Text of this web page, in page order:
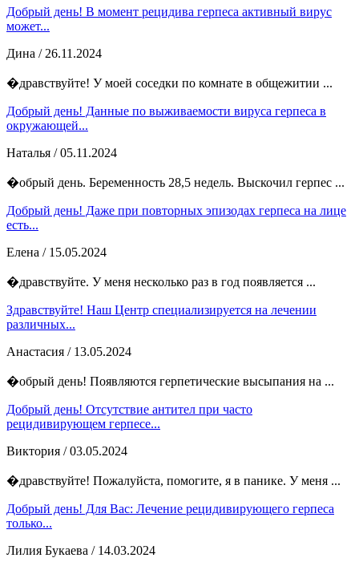
Добрый день! В момент рецидива герпеса активный вирус
может...
Дина / 26.11.2024
�дравствуйте! У моей соседки по комнате в общежитии ...
Добрый день! Данные по выживаемости вируса герпеса в
окружающей...
Наталья / 05.11.2024
�обрый день. Беременность 28,5 недель. Выскочил герпес ...
Добрый день! Даже при повторных эпизодах герпеса на лице
есть...
Елена / 15.05.2024
�дравствуйте. У меня несколько раз в год появляется ...
Здравствуйте! Наш Центр специализируется на лечении
различных...
Анастасия / 13.05.2024
�обрый день! Появляются герпетические высыпания на ...
Добрый день! Отсутствие антител при часто
рецидивирующем герпесе...
Виктория / 03.05.2024
�дравствуйте! Пожалуйста, помогите, я в панике. У меня ...
Добрый день! Для Вас: Лечение рецидивирующего герпеса
только...
Лилия Букаева / 14.03.2024